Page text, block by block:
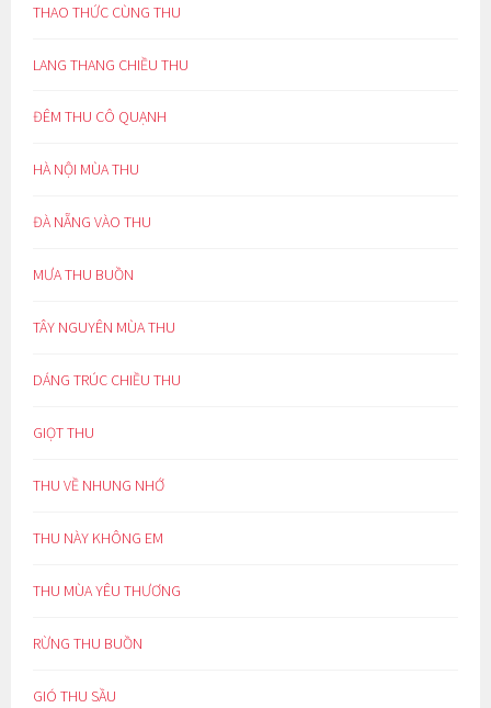
THAO THỨC CÙNG THU
LANG THANG CHIỀU THU
ĐÊM THU CÔ QUẠNH
HÀ NỘI MÙA THU
ĐÀ NẴNG VÀO THU
MƯA THU BUỒN
TÂY NGUYÊN MÙA THU
DÁNG TRÚC CHIỀU THU
GIỌT THU
THU VỀ NHUNG NHỚ
THU NÀY KHÔNG EM
THU MÙA YÊU THƯƠNG
RỪNG THU BUỒN
GIÓ THU SẦU